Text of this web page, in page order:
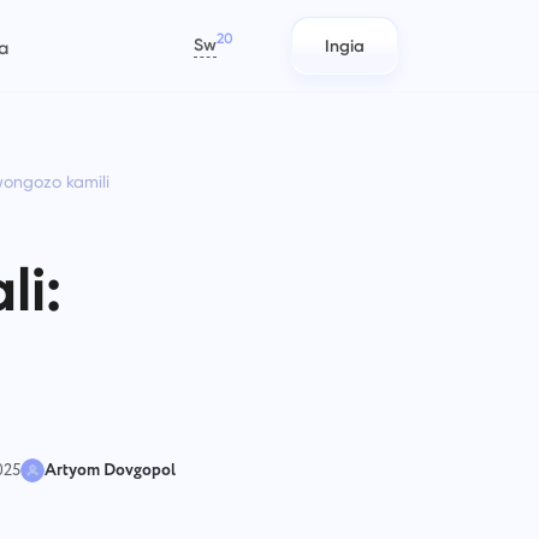
Sw20 Ingia
kamili
Artyom Dovgopol
timu yako ya uuzaji.